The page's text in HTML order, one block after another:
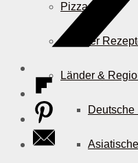
Pizza & Co.
AirFryer
Länder &
Deutsche